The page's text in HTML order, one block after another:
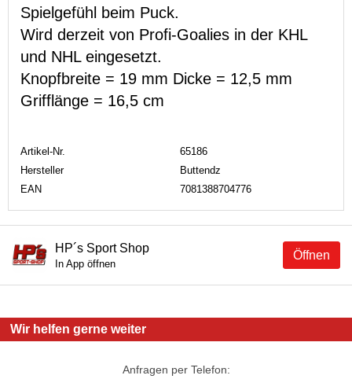
Spielgefühl beim Puck.
Wird derzeit von Profi-Goalies in der KHL
und NHL eingesetzt.
Knopfbreite = 19 mm Dicke = 12,5 mm
Grifflänge = 16,5 cm
Artikel-Nr.
65186
Hersteller
Buttendz
EAN
7081388704776
Öffnen
HP´s Sport Shop
In App öffnen
Wir helfen gerne weiter
Anfragen per Telefon: